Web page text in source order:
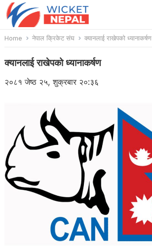
Home नेपाल क्रिकेट संघ क्यानलाई राखेपको ध्यानाकर्षण
क्यानलाई राखेपको ध्यानाकर्षण
२०८१ जेष्ठ २५, शुक्रबार २०:३६